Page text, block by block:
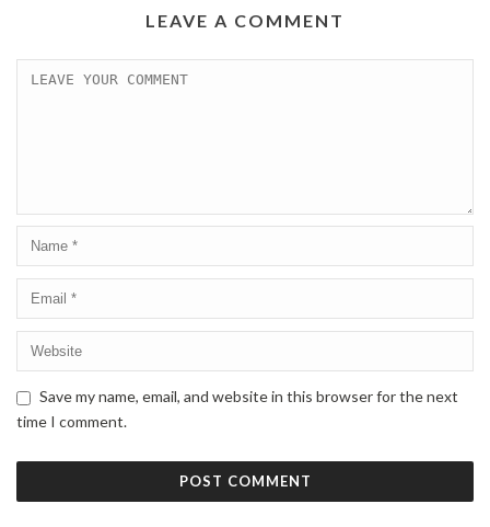
LEAVE A COMMENT
Save my name, email, and website in this browser for the next
time I comment.